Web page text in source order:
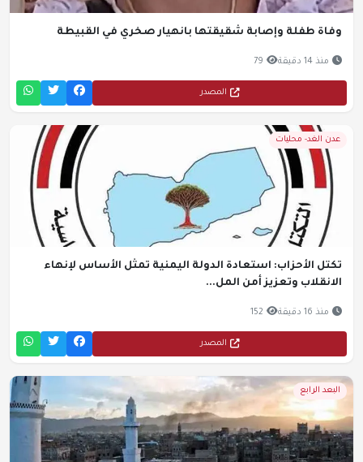
وفاة طفلة وإصابة شقيقتها بانهيار صخري في القبيطة
منذ 14 دقيقة 79
المصدر
عدن الغد- محليات
تكتل الأحزاب: استعادة الدولة اليمنية تمثل الأساس لإنهاء
الانقلاب وتعزيز أمن المل...
منذ 16 دقيقة 152
المصدر
البعد الرابع